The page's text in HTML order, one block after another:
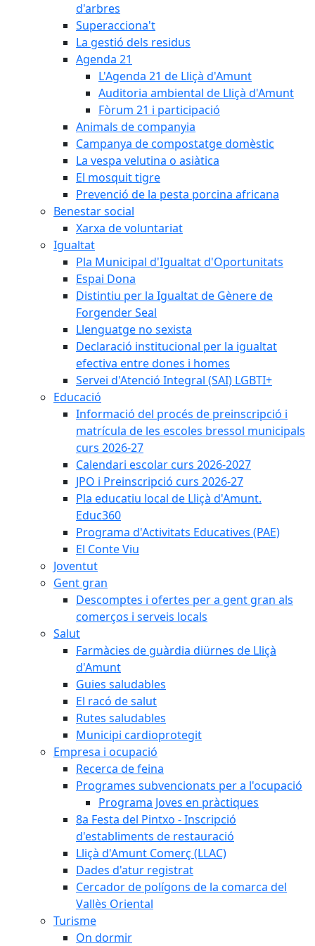
d'arbres
Superacciona't
La gestió dels residus
Agenda 21
L'Agenda 21 de Lliçà d'Amunt
Auditoria ambiental de Lliçà d'Amunt
Fòrum 21 i participació
Animals de companyia
Campanya de compostatge domèstic
La vespa velutina o asiàtica
El mosquit tigre
Prevenció de la pesta porcina africana
Benestar social
Xarxa de voluntariat
Igualtat
Pla Municipal d'Igualtat d'Oportunitats
Espai Dona
Distintiu per la Igualtat de Gènere de
Forgender Seal
Llenguatge no sexista
Declaració institucional per la igualtat
efectiva entre dones i homes
Servei d'Atenció Integral (SAI) LGBTI+
Educació
Informació del procés de preinscripció i
matrícula de les escoles bressol municipals
curs 2026-27
Calendari escolar curs 2026-2027
JPO i Preinscripció curs 2026-27
Pla educatiu local de Lliçà d'Amunt.
Educ360
Programa d'Activitats Educatives (PAE)
El Conte Viu
Joventut
Gent gran
Descomptes i ofertes per a gent gran als
comerços i serveis locals
Salut
Farmàcies de guàrdia diürnes de Lliçà
d'Amunt
Guies saludables
El racó de salut
Rutes saludables
Municipi cardioprotegit
Empresa i ocupació
Recerca de feina
Programes subvencionats per a l'ocupació
Programa Joves en pràctiques
8a Festa del Pintxo - Inscripció
d'establiments de restauració
Lliçà d'Amunt Comerç (LLAC)
Dades d'atur registrat
Cercador de polígons de la comarca del
Vallès Oriental
Turisme
On dormir